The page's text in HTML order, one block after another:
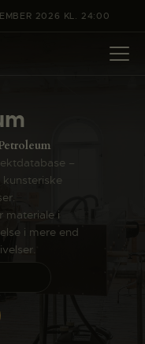
2026 KL. 24:00
–
materiale i
i mere end